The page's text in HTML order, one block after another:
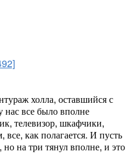
холла, оставшийся с
нас все было вполне
телевизор, шкафчики,
как полагается. И пусть
но на три тянул вполне, и это